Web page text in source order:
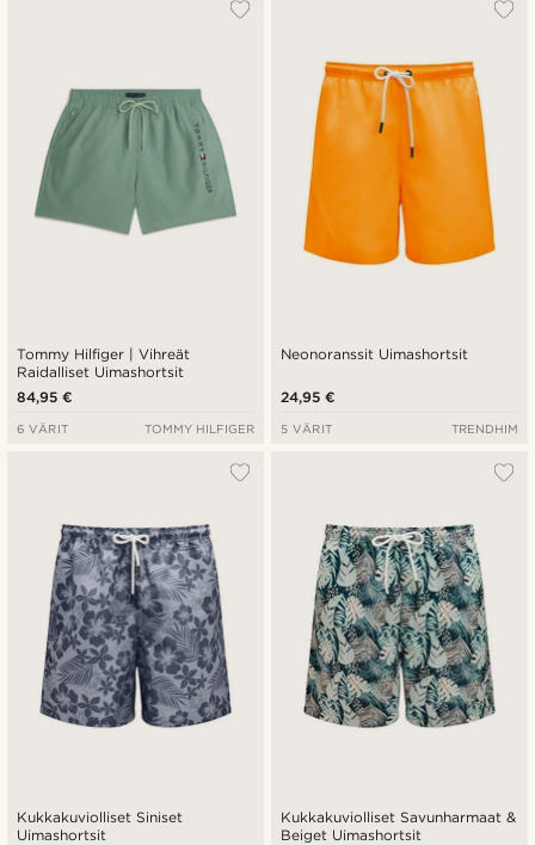
Tommy Hilfiger | Vihreät
Raidalliset Uimashortsit
84,95 €
6 VÄRIT TOMMY HILFIGER
Neonoranssit Uimashortsit
24,95 €
5 VÄRIT TRENDHIM
Kukkakuviolliset Siniset
Uimashortsit
Kukkakuviolliset Savunharmaat &
Beiget Uimashortsit